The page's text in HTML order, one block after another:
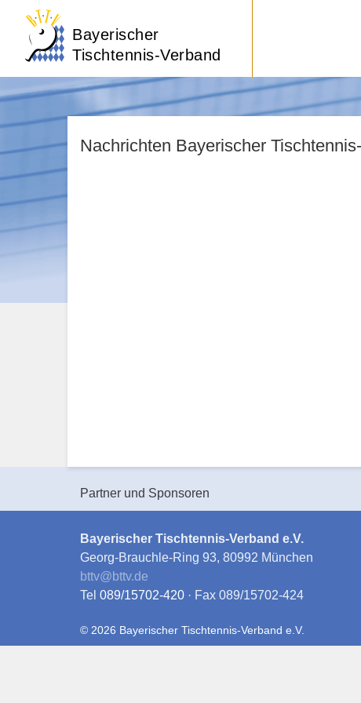
Bayerischer
Tischtennis-Verband
Nachrichten Bayerischer
Partner und Sponsoren
Bayerischer Tischtennis-Verband e.V.
Georg-Brauchle-Ring 93, 80992 München
bttv@bttv.de
Tel 089/15702-420 · Fax 089/15702-424
© 2026 Bayerischer Tischtennis-Verband e.V.